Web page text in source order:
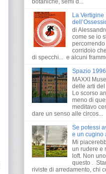
botaniche, semi d...
La Vertigine
di
come se io
corridoio
di specchi... e alcuni
Spazio 1996
MAXXI
delle arti del
Lo scorso
meno di
meditavo
dare un senso alle circos...
Se potessi
e un cugino
Mi
un rudere e
loft. Non
questo .
riviste di arredamento, chi